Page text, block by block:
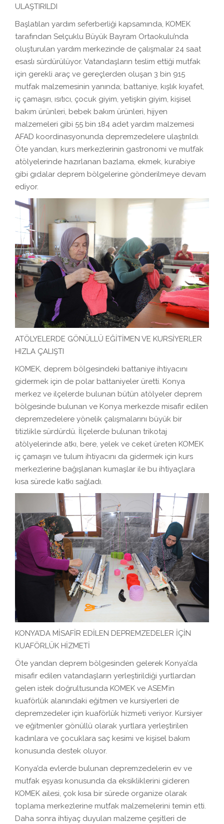
ULAŞTIRILDI
Başlatılan yardım seferberliği kapsamında, KOMEK
tarafından Selçuklu Büyük Bayram Ortaokulu’nda
oluşturulan yardım merkezinde de çalışmalar 24 saat
esaslı sürdürülüyor. Vatandaşların teslim ettiği mutfak
için gerekli araç ve gereçlerden oluşan 3 bin 915
mutfak malzemesinin yanında; battaniye, kışlık kıyafet,
iç çamaşırı, ısıtıcı, çocuk giyim, yetişkin giyim, kişisel
bakım ürünleri, bebek bakım ürünleri, hijyen
malzemeleri gibi 55 bin 184 adet yardım malzemesi
AFAD koordinasyonunda depremzedelere ulaştırıldı.
Öte yandan, kurs merkezlerinin gastronomi ve mutfak
atölyelerinde hazırlanan bazlama, ekmek, kurabiye
gibi gıdalar deprem bölgelerine gönderilmeye devam
ediyor.
ATÖLYELERDE GÖNÜLLÜ EĞİTİMEN VE KURSİYERLER
HIZLA ÇALIŞTI
KOMEK, deprem bölgesindeki battaniye ihtiyacını
gidermek için de polar battaniyeler üretti. Konya
merkez ve ilçelerde bulunan bütün atölyeler deprem
bölgesinde bulunan ve Konya merkezde misafir edilen
depremzedelere yönelik çalışmalarını büyük bir
titizlikle sürdürdü. İlçelerde bulunan trikotaj
atölyelerinde atkı, bere, yelek ve ceket üreten KOMEK
iç çamaşırı ve tulum ihtiyacını da gidermek için kurs
merkezlerine bağışlanan kumaşlar ile bu ihtiyaçlara
kısa sürede katkı sağladı.
KONYA’DA MİSAFİR EDİLEN DEPREMZEDELER İÇİN
KUAFÖRLÜK HİZMETİ
Öte yandan deprem bölgesinden gelerek Konya’da
misafir edilen vatandaşların yerleştirildiği yurtlardan
gelen istek doğrultusunda KOMEK ve ASEM’in
kuaförlük alanındaki eğitmen ve kursiyerleri de
depremzedeler için kuaförlük hizmeti veriyor. Kursiyer
ve eğitmenler gönüllü olarak yurtlara yerleştirilen
kadınlara ve çocuklara saç kesimi ve kişisel bakım
konusunda destek oluyor.
Konya’da evlerde bulunan depremzedelerin ev ve
mutfak eşyası konusunda da eksikliklerini gideren
KOMEK ailesi, çok kısa bir sürede organize olarak
toplama merkezlerine mutfak malzemelerini temin etti.
Daha sonra ihtiyaç duyulan malzeme çeşitleri de